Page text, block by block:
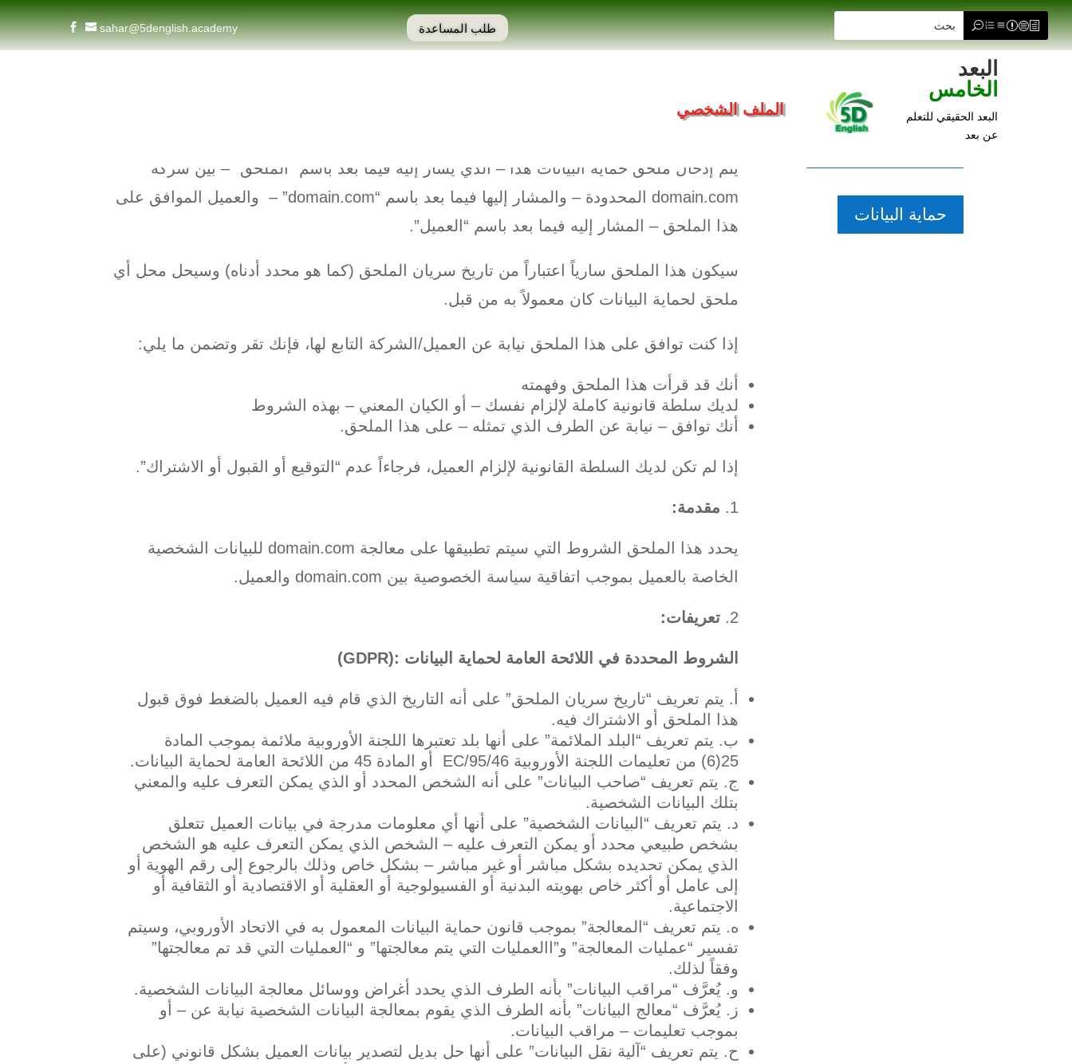
sahar@5denglish.academy
 طلب المساعدة
الملف الشخصي
البعد
الخامس
البعد الحقيقي للتعلم
عن بعد
آخر تحديث: 24 مايو 2018
يتم إدخال ملحق حماية البيانات هذا – الذي يشار إليه فيما بعد باسم “الملحق” – بين شركة
domain.com المحدودة – والمشار إليها فيما بعد باسم “domain.com” – والعميل الموافق على
هذا الملحق – المشار إليه فيما بعد باسم “العميل”.
سيكون هذا الملحق سارياً اعتباراً من تاريخ سريان الملحق (كما هو محدد أدناه) وسيحل محل أي
ملحق لحماية البيانات كان معمولاً به من قبل.
إذا كنت توافق على هذا الملحق نيابة عن العميل/الشركة التابع لها، فإنك تقر وتضمن ما يلي:
أنك قد قرأت هذا الملحق وفهمته
لديك سلطة قانونية كاملة لإلزام نفسك – أو الكيان المعني – بهذه الشروط
أنك توافق – نيابة عن الطرف الذي تمثله – على هذا الملحق.
إذا لم تكن لديك السلطة القانونية لإلزام العميل، فرجاءاً عدم “التوقيع أو القبول أو الاشتراك”.
مقدمة:
يحدد هذا الملحق الشروط التي سيتم تطبيقها على معالجة domain.com للبيانات الشخصية
الخاصة بالعميل بموجب اتفاقية سياسة الخصوصية بين domain.com والعميل.
تعريفات:
الشروط المحددة في اللائحة العامة لحماية البيانات :(GDPR)
‌أ. يتم تعريف “تاريخ سريان الملحق” على أنه التاريخ الذي قام فيه العميل بالضغط فوق قبول
هذا الملحق أو الاشتراك فيه.
‌ب. يتم تعريف “البلد الملائمة” على أنها بلد تعتبرها اللجنة الأوروبية ملائمة بموجب المادة
25(6) من تعليمات اللجنة الأوروبية 95/46/EC أو المادة 45 من اللائحة العامة لحماية البيانات.
‌ج. يتم تعريف “صاحب البيانات” على أنه الشخص المحدد أو الذي يمكن التعرف عليه والمعني
بتلك البيانات الشخصية.
‌د. يتم تعريف “البيانات الشخصية” على أنها أي معلومات مدرجة في بيانات العميل تتعلق
بشخص طبيعي محدد أو يمكن التعرف عليه – الشخص الذي يمكن التعرف عليه هو الشخص
الذي يمكن تحديده بشكل مباشر أو غير مباشر – بشكل خاص وذلك بالرجوع إلى رقم الهوية أو
إلى عامل أو أكثر خاص بهويته البدنية أو الفسيولوجية أو العقلية أو الاقتصادية أو الثقافية أو
الاجتماعية.
‌ه. يتم تعريف “المعالجة” بموجب قانون حماية البيانات المعمول به في الاتحاد الأوروبي، وسيتم
تفسير “عمليات المعالجة” و”االعمليات التي يتم معالجتها” و “العمليات التي قد تم معالجتها”
وفقاً لذلك.
‌و. يُعرَّف “مراقب البيانات” بأنه الطرف الذي يحدد أغراض ووسائل معالجة البيانات الشخصية.
‌ز. يُعرَّف “معالج البيانات” بأنه الطرف الذي يقوم بمعالجة البيانات الشخصية نيابة عن – أو
بموجب تعليمات – مراقب البيانات.
‌ح. يتم تعريف “آلية نقل البيانات” على أنها حل بديل لتصدير بيانات العميل بشكل قانوني (على
الشروط والأحكام
حماية البيانات